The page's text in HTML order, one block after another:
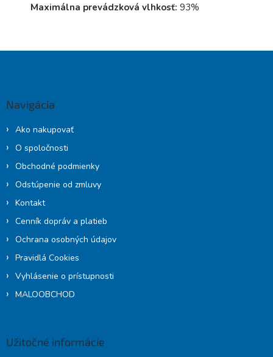
Maximálna prevádzková vlhkosť: 93%
Navigácia
Ako nakupovať
O spoločnosti
Obchodné podmienky
Odstúpenie od zmluvy
Kontakt
Cenník dopráv a platieb
Ochrana osobných údajov
Pravidlá Cookies
Vyhlásenie o prístupnosti
MALOOBCHOD
Užitočné informácie